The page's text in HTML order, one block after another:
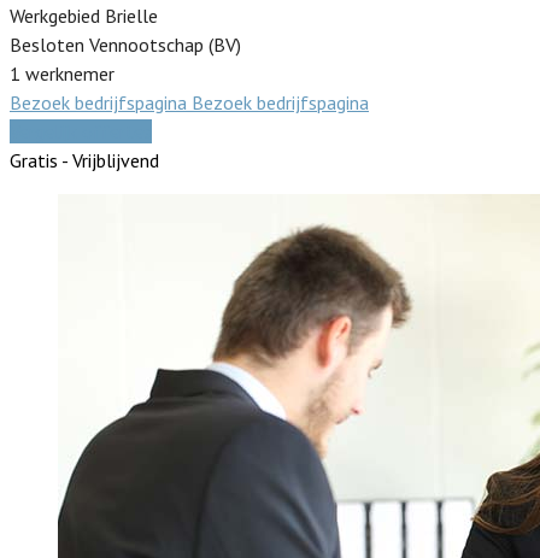
Werkgebied Brielle
Besloten Vennootschap (BV)
1 werknemer
Bezoek bedrijfspagina Bezoek bedrijfspagina
Gratis - Vrijblijvend